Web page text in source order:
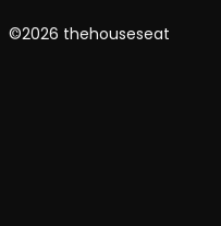
©2026 thehouseseat